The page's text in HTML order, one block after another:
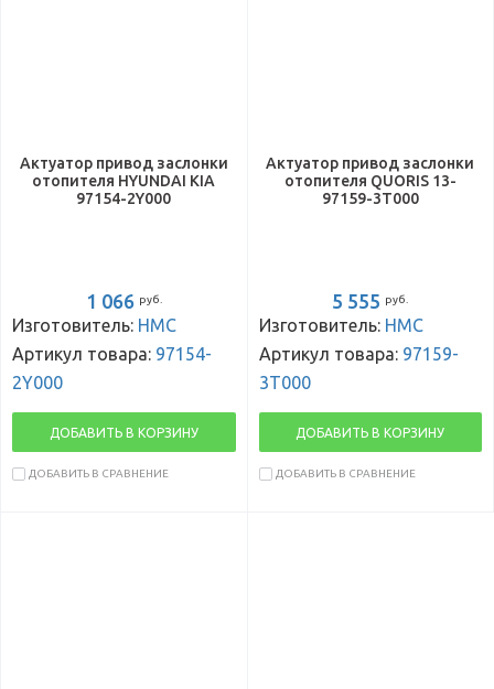
Актуатор привод заслонки
отопителя HYUNDAI KIA
97154-2Y000
1 066 руб.
Изготовитель: HMC
Артикул товара: 97154-
2Y000
ДОБАВИТЬ В КОРЗИНУ
ДОБАВИТЬ В СРАВНЕНИЕ
Актуатор привод заслонки
отопителя QUORIS 13-
97159-3T000
5 555 руб.
Изготовитель: HMC
Артикул товара: 97159-
3T000
ДОБАВИТЬ В КОРЗИНУ
ДОБАВИТЬ В СРАВНЕНИЕ